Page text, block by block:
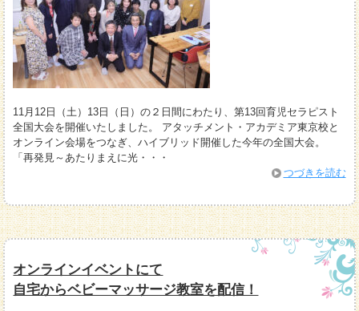
11月12日（土）13日（日）の２日間にわたり、第13回育児セラピスト
全国大会を開催いたしました。 アタッチメント・アカデミア東京校と
オンライン会場をつなぎ、ハイブリッド開催した今年の全国大会。
「再発見～あたりまえに光・・・
つづきを読む
オンラインイベントにて
自宅からベビーマッサージ教室を配信！